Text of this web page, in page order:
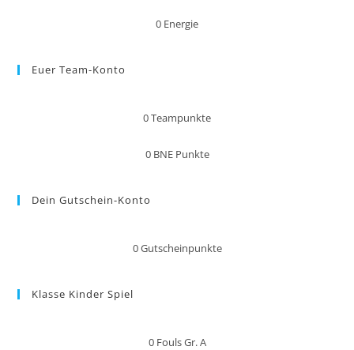
0 Energie
Euer Team-Konto
0Teampunkte
0 BNE Punkte
Dein Gutschein-Konto
0Gutscheinpunkte
Klasse Kinder Spiel
0 Fouls Gr. A